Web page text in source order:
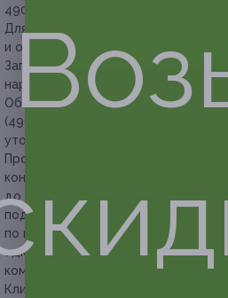
490 руб. за человека.
Для прохождения квеста
и обувь без каблуков.
Запрещается играть в состоянии
наркотического опьянения.
Обязательна предварительная
(499) 403-14-74 (с 12:00 до 00:00
уточнения дополнительной
Просьба при бронировании
контактных номеров телефона для
до посещения квеста
подтвердить посещение (будет
по контактным номерам телефона
администрации не удастся
компания оставляет за собой
Клиент обязан сообщить об